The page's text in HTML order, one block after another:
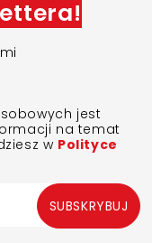
jest
na temat
w Polityce
SUBSKRYBUJ